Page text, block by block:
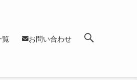
覧 お問い合わせ